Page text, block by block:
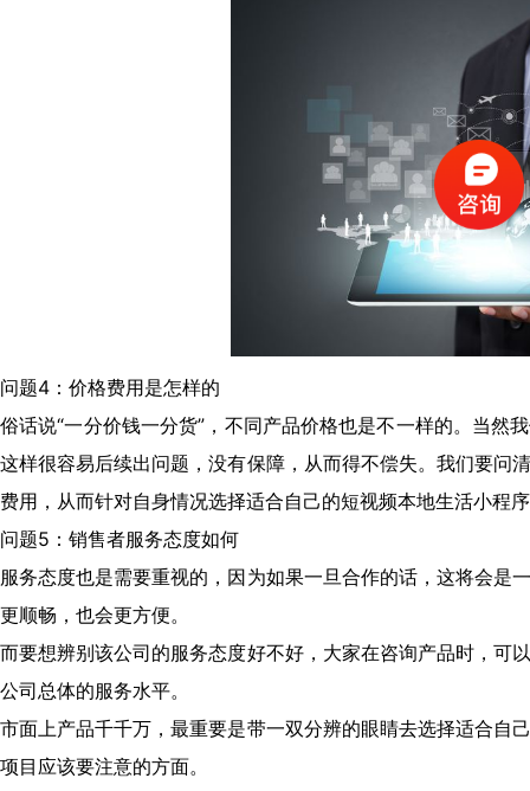
（请手机扫码观看课程）
问题4：价格费用是怎样的
俗话说“一分价钱一分货”，不同产品价格也是不一样的。当然
这样很容易后续出问题，没有保障，从而得不偿失。我们要问
费用，从而针对自身情况选择适合自己的短视频本地生活小程
问题5：销售者服务态度如何
服务态度也是需要重视的，因为如果一旦合作的话，这将会是
更顺畅，也会更方便。
而要想辨别该公司的服务态度好不好，大家在咨询产品时，可
公司总体的服务水平。
市面上产品千千万，最重要是带一双分辨的眼睛去选择适合自
项目应该要注意的方面。